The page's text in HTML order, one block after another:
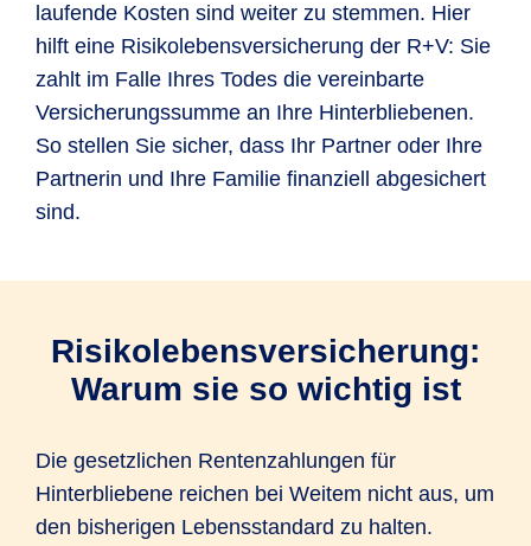
laufende Kosten sind weiter zu stemmen. Hier
hilft eine Risikolebensversicherung der R+V: Sie
zahlt im Falle Ihres Todes die vereinbarte
Versicherungssumme an Ihre Hinterbliebenen.
So stellen Sie sicher, dass Ihr Partner oder Ihre
Partnerin und Ihre Familie finanziell abgesichert
sind.
Risikolebensversicherung:
Warum sie so wichtig ist
Die gesetzlichen Rentenzahlungen für
Hinterbliebene reichen bei Weitem nicht aus, um
den bisherigen Lebensstandard zu halten.